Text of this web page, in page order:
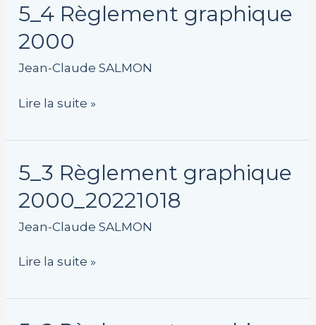
5_4 Règlement graphique
2000
Jean-Claude SALMON
5_4
Règlement
graphique
2000
Lire la suite »
5_3 Règlement graphique
2000_20221018
Jean-Claude SALMON
5_3
Règlement
graphique
2000_20221018
Lire la suite »